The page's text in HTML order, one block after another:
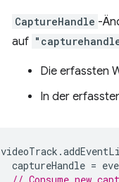
CaptureHandle -
auf
Die erfassten
In der
videoTrack .
captureHandle =